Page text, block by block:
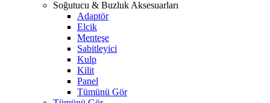
Soğutucu & Buzluk Aksesuarları
Adaptör
Elcik
Menteşe
Sabitleyici
Kulp
Kilit
Panel
Tümünü Gör